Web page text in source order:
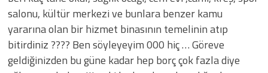
salonu, kültür merkezi ve bunlara benzer kamu
yararına olan bir hizmet binasının temelinin atıp
bitirdiniz ???? Ben söyleyeyim 000 hiç … Göreve
geldiğinizden bu güne kadar hep borç çok fazla diye